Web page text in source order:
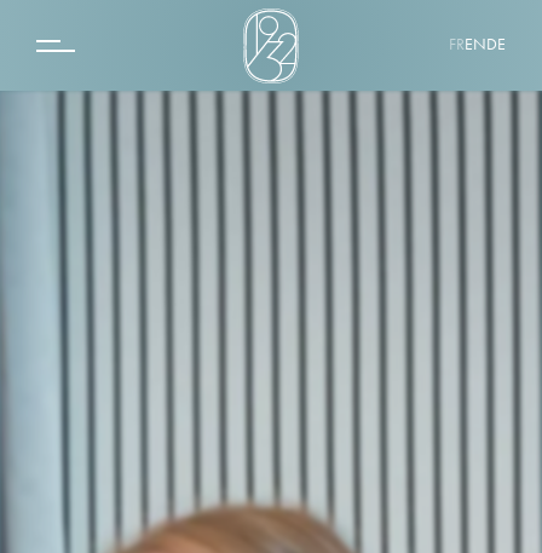
FRENDE
CHAMBRE CLASSIQUE
CHAMBRE SUPÉRIEURE